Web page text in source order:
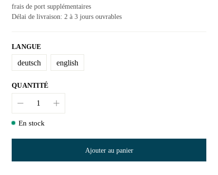
frais de port supplémentaires
Délai de livraison: 2 à 3 jours ouvrables
LANGUE
deutsch english
QUANTITÉ
Quantité
En stock
Ajouter au panier